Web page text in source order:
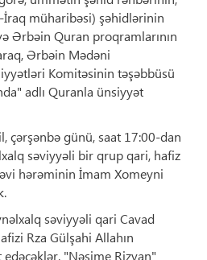
müharibəsi) şəhidlərinin
Ərbəin Quran proqramlarının
Ərbəin Mədəni
Komitəsinin təşəbbüsü
adlı Quranla ünsiyyət
çərşənbə günü, saat 17:00-dan
səviyyəli bir qrup qari, hafiz
hərəminin İmam Xomeyni
səviyyəli qari Cavad
Rza Gülşahi Allahın
"Nəsime Rizvan"